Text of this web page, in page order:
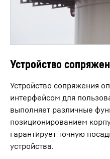
Устройство
Устройство сопряжения
интерфейсом для
выполняет различные
позиционированием
гарантирует точную
устройства.